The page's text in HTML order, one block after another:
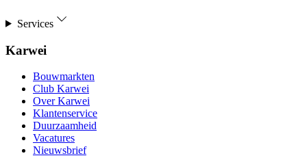
Services
Karwei
Bouwmarkten
Club Karwei
Over Karwei
Klantenservice
Duurzaamheid
Vacatures
Nieuwsbrief